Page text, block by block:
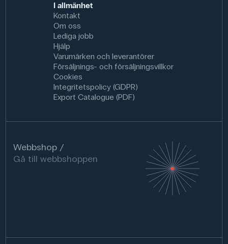
I allmänhet
Kontakt
Om oss
Lediga jobb
Hjälp
Varumärken och leverantörer
Försäljnings- och försäljningsvillkor
Cookies
Integritetspolicy (GDPR)
Export Catalogue (PDF)
Webbshop
Gå till webbshoppen